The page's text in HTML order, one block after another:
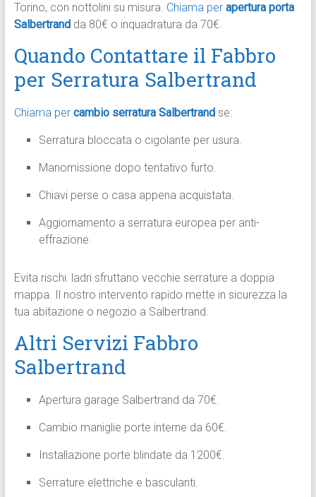
Torino, con nottolini su misura. Chiama per apertura porta
Salbertrandda 80€ o inquadratura da 70€.​
Quando Contattare il Fabbro
per Serratura Salbertrand
Chiama per cambio serratura Salbertrandse:
Serratura bloccata o cigolante per usura.
Manomissione dopo tentativo furto.
Chiavi perse o casa appena acquistata.
Aggiornamento a serratura europea per anti-
effrazione.​
Evita rischi: ladri sfruttano vecchie serrature a doppia
mappa. Il nostro intervento rapido mette in sicurezza la
tua abitazione o negozio a Salbertrand.​
Altri Servizi Fabbro
Salbertrand
Apertura garage Salbertrand da 70€.
Cambio maniglie porte interne da 60€.
Installazione porte blindate da 1200€.
Serrature elettriche e basculanti.​